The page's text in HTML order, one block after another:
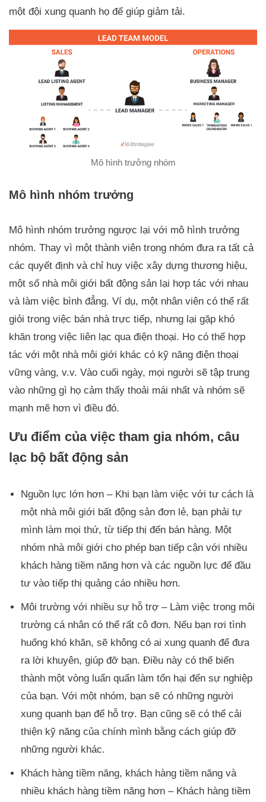
một đội xung quanh họ để giúp giảm tải.
Mô hình trưởng nhóm
Mô hình nhóm trưởng
Mô hình nhóm trưởng ngược lại với mô hình trưởng
nhóm. Thay vì một thành viên trong nhóm đưa ra tất cả
các quyết định và chỉ huy việc xây dựng thương hiệu,
một số nhà môi giới bất động sản lại hợp tác với nhau
và làm việc bình đẳng. Ví dụ, một nhân viên có thể rất
giỏi trong việc bán nhà trực tiếp, nhưng lại gặp khó
khăn trong việc liên lạc qua điện thoại. Họ có thể hợp
tác với một nhà môi giới khác có kỹ năng điện thoại
vững vàng, v.v. Vào cuối ngày, mọi người sẽ tập trung
vào những gì họ cảm thấy thoải mái nhất và nhóm sẽ
mạnh mẽ hơn vì điều đó.
Ưu điểm của việc tham gia nhóm, câu
lạc bộ bất động sản
Nguồn lực lớn hơn – Khi bạn làm việc với tư cách là
một nhà môi giới bất động sản đơn lẻ, bạn phải tự
mình làm mọi thứ, từ tiếp thị đến bán hàng. Một
nhóm nhà môi giới cho phép bạn tiếp cận với nhiều
khách hàng tiềm năng hơn và các nguồn lực để đầu
tư vào tiếp thị quảng cáo nhiều hơn.
Môi trường với nhiều sự hỗ trợ – Làm việc trong môi
trường cá nhân có thể rất cô đơn. Nếu bạn rơi tình
huống khó khăn, sẽ không có ai xung quanh để đưa
ra lời khuyên, giúp đỡ bạn. Điều này có thể biến
thành một vòng luẩn quẩn làm tổn hại đến sự nghiệp
của bạn. Với một nhóm, bạn sẽ có những người
xung quanh bạn để hỗ trợ. Bạn cũng sẽ có thể cải
thiện kỹ năng của chính mình bằng cách giúp đỡ
những người khác.
Khách hàng tiềm năng, khách hàng tiềm năng và
nhiều khách hàng tiềm năng hơn – Khách hàng tiềm